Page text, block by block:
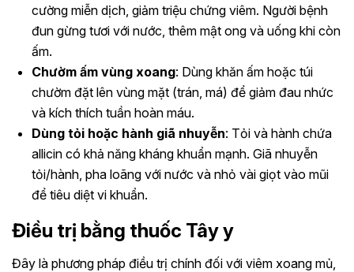
cường miễn dịch, giảm triệu chứng viêm. Người bệnh
đun gừng tươi với nước, thêm mật ong và uống khi còn
ấm.
Chườm ấm vùng xoang: Dùng khăn ấm hoặc túi
chườm đặt lên vùng mặt (trán, má) để giảm đau nhức
và kích thích tuần hoàn máu.
Dùng tỏi hoặc hành giã nhuyễn: Tỏi và hành chứa
allicin có khả năng kháng khuẩn mạnh. Giã nhuyễn
tỏi/hành, pha loãng với nước và nhỏ vài giọt vào mũi
để tiêu diệt vi khuẩn.
Điều trị bằng thuốc Tây y
Đây là phương pháp điều trị chính đối với viêm xoang mủ,